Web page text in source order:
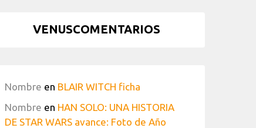
VENUSCOMENTARIOS
Nombre en BLAIR WITCH ficha
Nombre en HAN SOLO: UNA HISTORIA
DE STAR WARS avance: Foto de Año